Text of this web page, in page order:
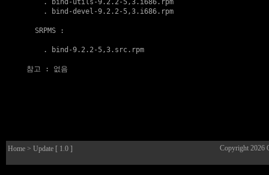
    .
bind-utils-9.2.2-5,3.i686.rpm
    .
bind-devel-9.2.2-5,3.i686.rpm
  SRPMS :
    .
bind-9.2.2-5,3.src.rpm
참고 : 없음
Home > Update [ 1.0 ] Copyright 2026